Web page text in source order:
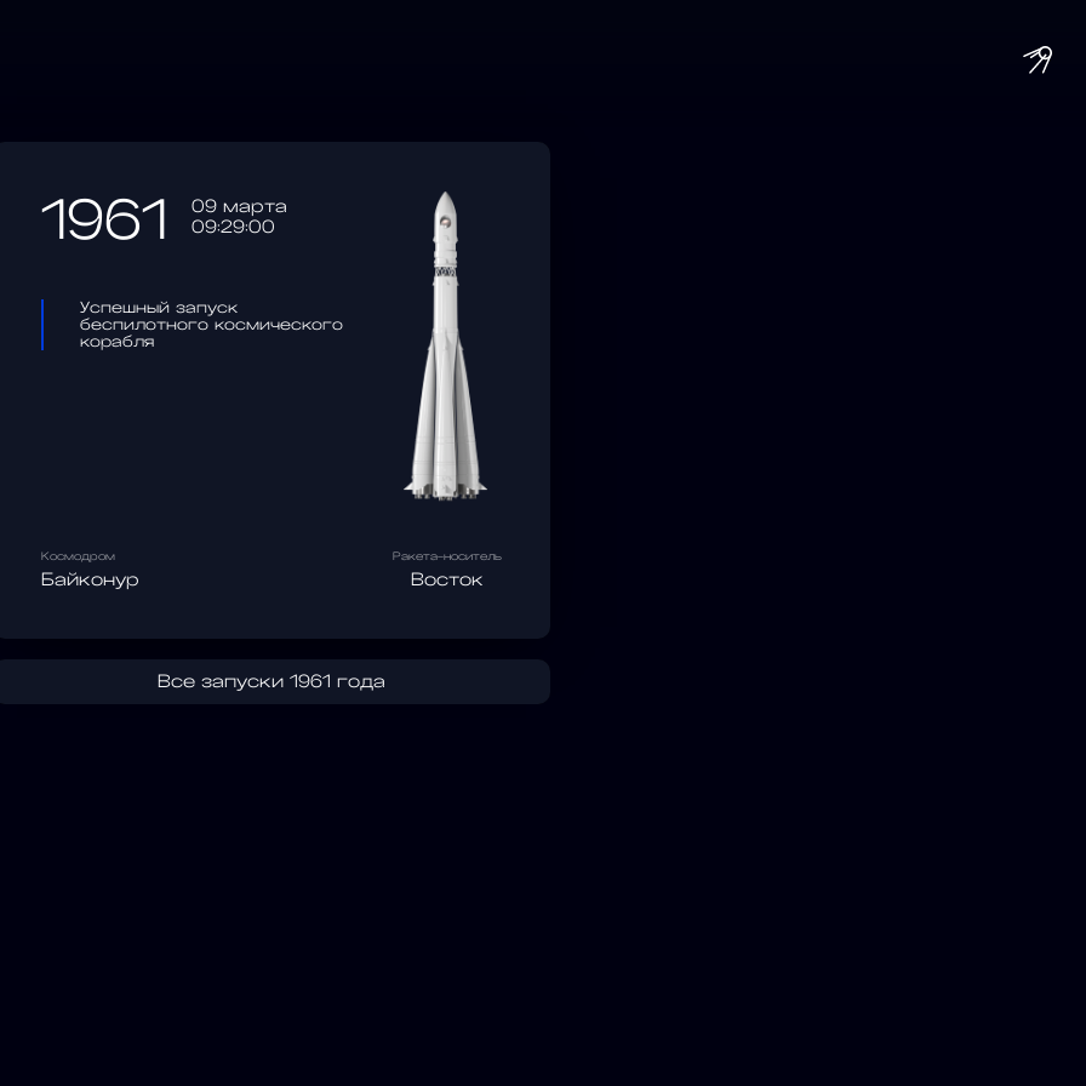
1961
09 марта
09:29:00
Успешный запуск
беспилотного космического
корабля
Космодром
Байконур
Ракета-носитель
Восток
Все запуски 1961 года